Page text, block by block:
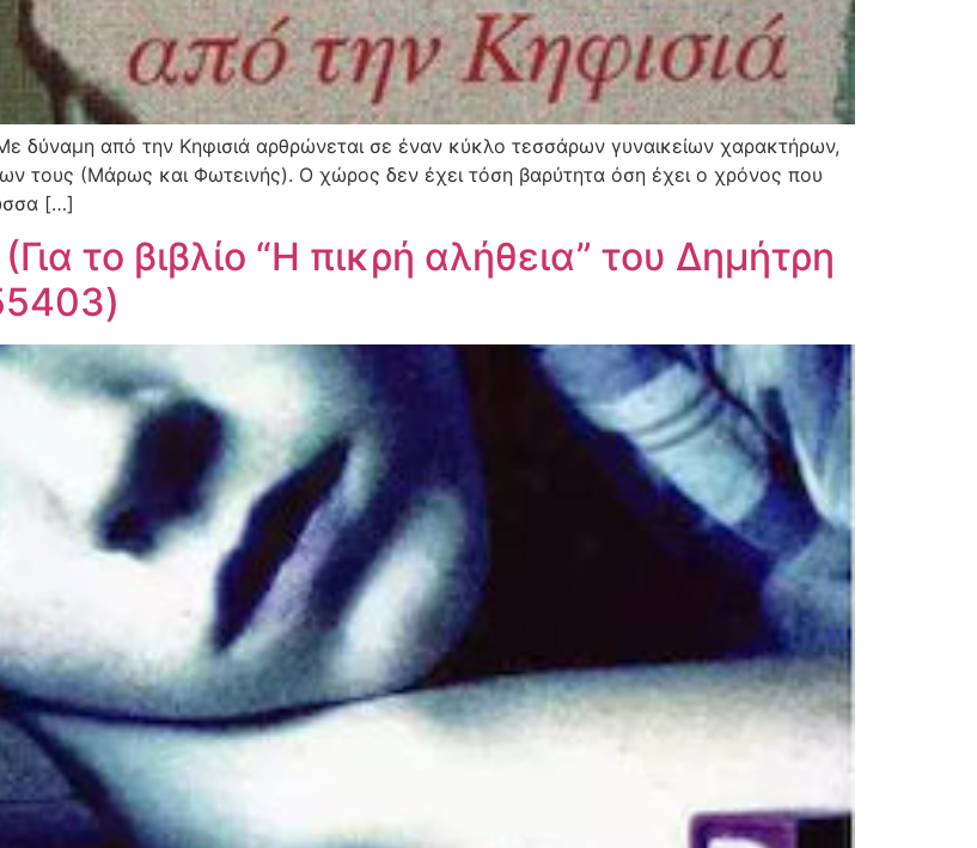
δύναμη από την Κηφισιά αρθρώνεται σε έναν κύκλο τεσσάρων γυναικείων χαρακτήρων,
τους (Μάρως και Φωτεινής). Ο χώρος δεν έχει τόση βαρύτητα όση έχει ο χρόνος που
[…]
το βιβλίο “Η πικρή αλήθεια” του Δημήτρη